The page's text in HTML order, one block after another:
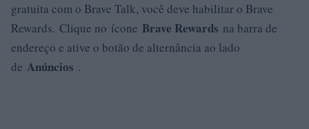
gratuita com o Brave Talk, você deve habilitar o Brave
Rewards. Clique no ícone Brave Rewards na barra de
endereço e ative o botão de alternância ao lado
de Anúncios .